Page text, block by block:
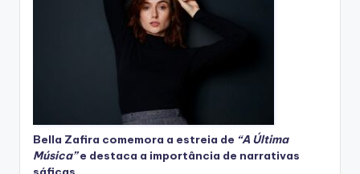
Bella Zafira comemora a estreia de “A Última
Música”e destaca a importância de narrativas